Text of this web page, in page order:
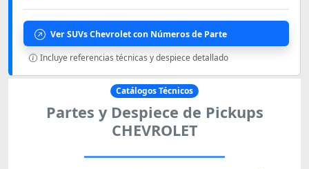
Ver SUVs Chevrolet con Números de Parte
Incluye referencias técnicas y despiece detallado
Catálogos Técnicos
Partes y Despiece de Pickups
CHEVROLET